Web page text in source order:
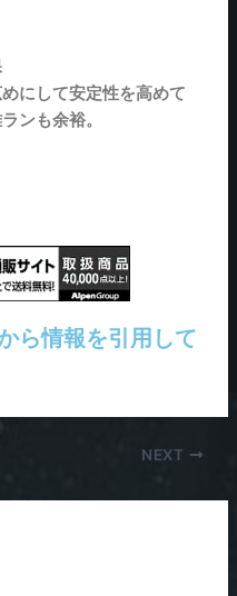
にして安定性を高めて
ンも余裕。
ら情報を引用して
NEXT